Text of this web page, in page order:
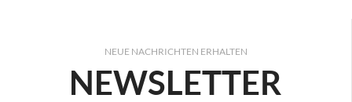
NEUE NACHRICHTEN ERHALTEN
NEWSLETTER